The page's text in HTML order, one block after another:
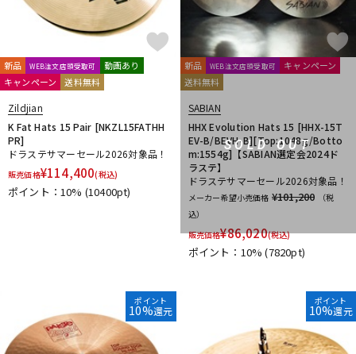
新品 WEB注文店頭受取可
動画あり
キャンペーン
送料無料
Zildjian
K Fat Hats 15 Pair [NKZL15FATHH
PR]
ドラステサマーセール2026対象品！
販売価格¥114,400(税込)
ポイント：10% (10400pt)
SOLD OUT
新品 WEB注文店頭受取可
キャンペーン
送料無料
SABIAN
HHX Evolution Hats 15 [HHX-15T
EV-B/BEVH-B][Top:1048g/Botto
m:1554g]【SABIAN選定会2024ド
ラステ】
ドラステサマーセール2026対象品！
メーカー希望小売価格 ¥101,200
（税
込）
販売価格¥86,020(税込)
ポイント：10%(7820pt)
ポイント
10%還元
ポイント
10%還元